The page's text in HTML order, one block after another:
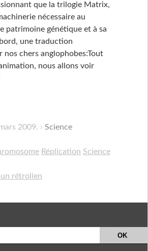
que la trilogie Matrix,
nécessaire au
patrimoine génétique et à sa
une traduction
nos chers anglophobes:Tout
nous allons voir
2009. Science
Réplication Science
rétrolien